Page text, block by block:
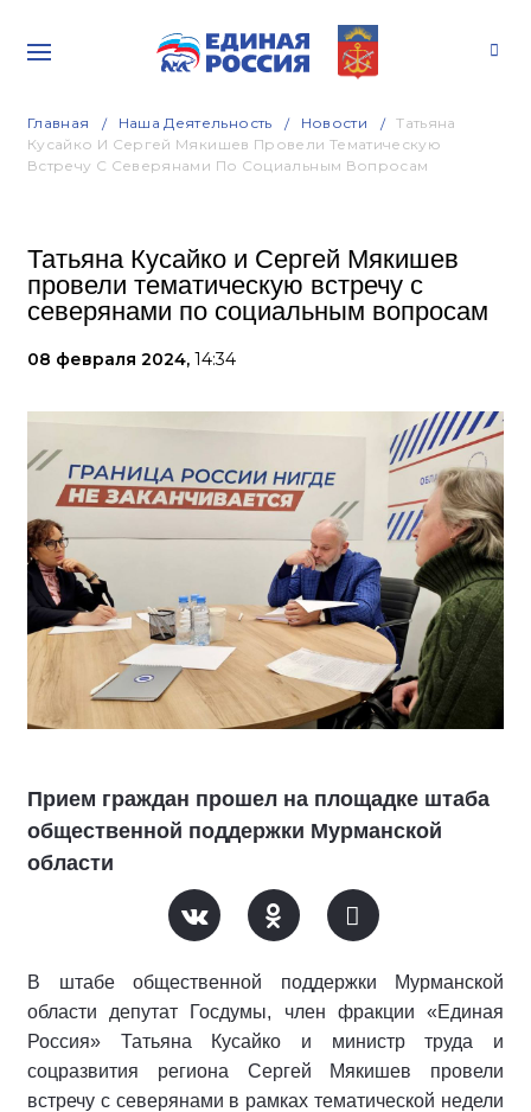
Главная Наша Деятельность Новости
Татьяна
Кусайко И Сергей Мякишев Провели Тематическую
Встречу С Северянами По Социальным Вопросам
Татьяна Кусайко и Сергей Мякишев
провели тематическую встречу с
северянами по социальным вопросам
08 февраля 2024, 14:34
Прием граждан прошел на площадке штаба
общественной поддержки Мурманской
области
В штабе общественной поддержки Мурманской
области депутат Госдумы, член фракции «Единая
Россия» Татьяна Кусайко и министр труда и
соцразвития региона Сергей Мякишев провели
встречу с северянами в рамках тематической недели